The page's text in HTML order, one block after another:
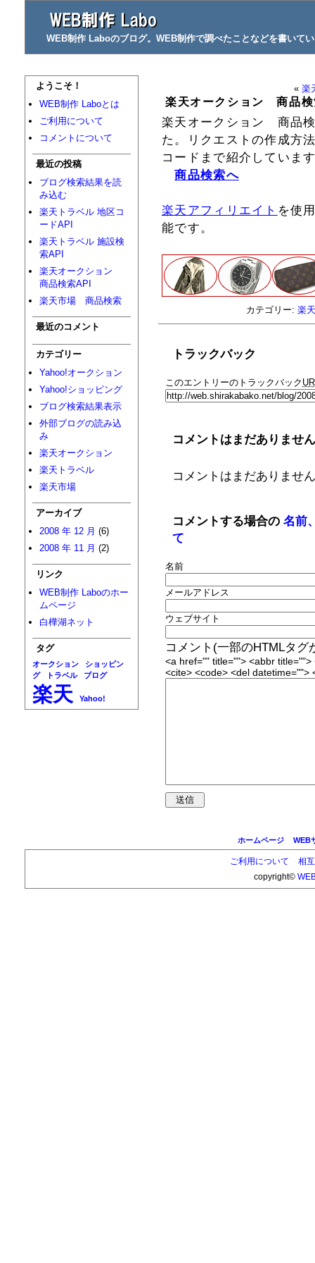
WEB制作 Laboのブログ。WEB制作で調べたことなどを書いて
« 楽
楽天オークション 商品
楽天オークション 商品
た。リクエストの作成方
コードまで紹介していま
商品検索へ
楽天アフィリエイト を使
能です。
カテゴリー: 楽
トラックバック
このエントリーのトラックバック
コメントはまだありませ
コメントはまだありませ
コメントする場合の 名前
て
名前
メールアドレス
ウェブサイト
コメント (一部のHTMLタグ
<a href="" title=""> <abbr
<cite> <code> <del datetime="">
ようこそ！
WEB制作 Laboとは
ご利用について
コメントについて
最近の投稿
ブログ検索結果を読
み込む
楽天トラベル 地区コ
ードAPI
楽天トラベル 施設検
索API
楽天オークション
商品検索API
楽天市場 商品検索
最近のコメント
カテゴリー
Yahoo!オークション
Yahoo!ショッピング
ブログ検索結果表示
外部ブログの読み込
み
楽天オークション
楽天トラベル
楽天市場
アーカイブ
2008 年 12 月 (6)
2008 年 11 月 (2)
リンク
WEB制作 Laboのホー
ムページ
白樺湖ネット
タグ
オークション
ショッピン
グ
トラベル ブログ
楽天 Yahoo!
ホームページ WEB
ご利用について
相
copyright©